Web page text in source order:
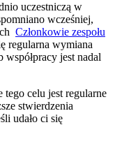
uczestniczą w
wcześniej,
Członkowie zespołu
regularna wymiana
jest nadal
tego celu jest regularne
stwierdzenia
udało ci się